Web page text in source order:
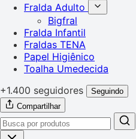
Fralda Adulto
Bigfral
Fralda Infantil
Fraldas TENA
Papel Higiênico
Toalha Umedecida
+1.400 seguidores
Seguindo
Compartilhar